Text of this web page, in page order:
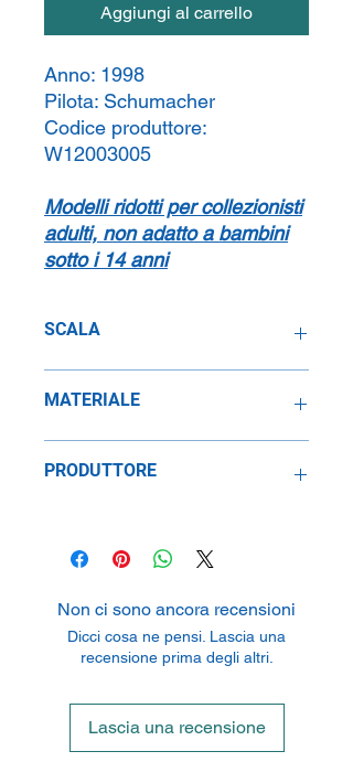
Aggiungi al carrello
Anno: 1998
Pilota: Schumacher
Codice produttore:
W12003005
Modelli ridotti per collezionisti
adulti, non adatto a bambini
sotto i 14 anni
SCALA
MATERIALE
PRODUTTORE
Avenida Comercial de Macau, Macau
Non ci sono ancora recensioni
Dicci cosa ne pensi. Lascia una
recensione prima degli altri.
Lascia una recensione